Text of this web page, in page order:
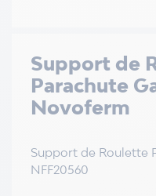
Support de
Parachute
Novoferm
Support de Roulette
NFF20560